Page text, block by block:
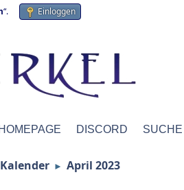
“. Einloggen
HOMEPAGE DISCORD SUCHE
Kalender ► April 2023